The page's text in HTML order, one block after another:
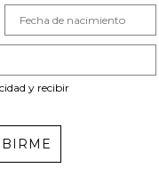
y recibir